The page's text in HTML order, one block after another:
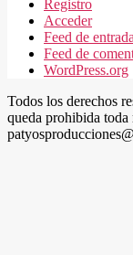
Registro
Acceder
Feed de
Feed de
WordPress.org
Todos los derechos
queda prohibida